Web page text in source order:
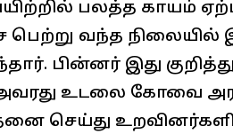
பலத்த காயம்
பெற்று வந்த நிலையில்
பின்னர் இது
உடலை கோவை
செய்து